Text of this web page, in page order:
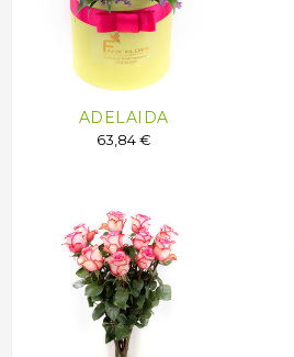
ADELAIDA
63,84 €